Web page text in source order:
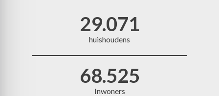
29.071
huishoudens
68.525
Inwoners